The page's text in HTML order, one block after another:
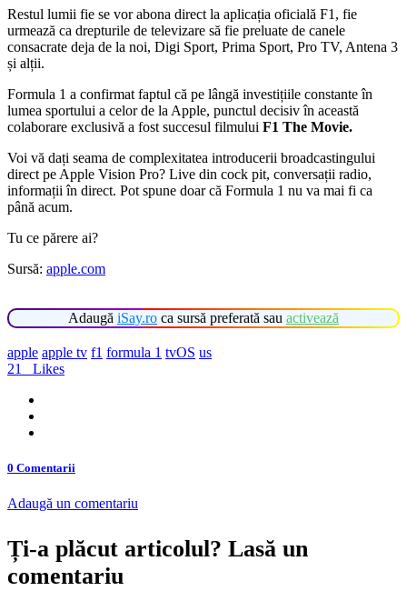
Restul lumii fie se vor abona direct la aplicația oficială F1, fie
urmează ca drepturile de televizare să fie preluate de canele
consacrate deja de la noi, Digi Sport, Prima Sport, Pro TV, Antena 3
și alții.
Formula 1 a confirmat faptul că pe lângă investițiile constante în
lumea sportului a celor de la Apple, punctul decisiv în această
colaborare exclusivă a fost succesul filmului F1 The Movie.
Voi vă dați seama de complexitatea introducerii broadcastingului
direct pe Apple Vision Pro? Live din cock pit, conversații radio,
informații în direct. Pot spune doar că Formula 1 nu va mai fi ca
până acum.
Tu ce părere ai?
Sursă: apple.com
Adaugă iSay.ro ca sursă preferată sau activează
apple apple tv f1 formula 1 tvOS us
21
Likes
0 Comentarii
Adaugă un comentariu
Ți-a plăcut articolul? Lasă un
comentariu